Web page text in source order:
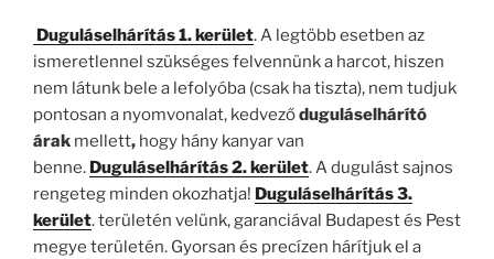
Duguláselhárítás 1. kerület. A legtöbb esetben az
ismeretlennel szükséges felvennünk a harcot, hiszen
nem látunk bele a lefolyóba (csak ha tiszta), nem tudjuk
pontosan a nyomvonalat, kedveződuguláselhárító
árak mellett, hogy hány kanyar van
benne. Duguláselhárítás 2. kerület. A dugulást sajnos
rengeteg minden okozhatja! Duguláselhárítás 3.
kerület. területén velünk, garanciával Budapest és Pest
megye területén. Gyorsan és precízen hárítjuk el a